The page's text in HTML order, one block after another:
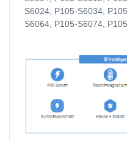
S6024, P105-S6034,
S6064, P105-S6074,